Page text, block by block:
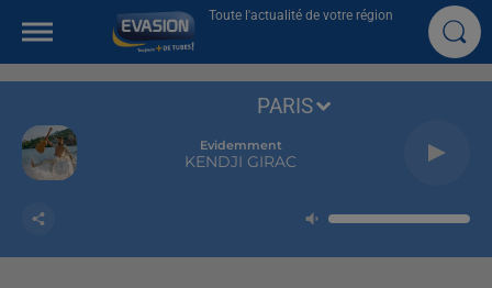
Toute l'actualité de votre région
Evidemment
KENDJI GIRAC
PARIS